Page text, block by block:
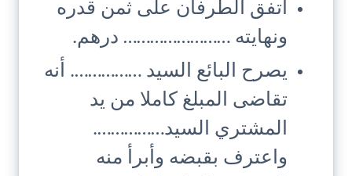
اتفق الطرفان على ثمن قدره
ونهايته …………………… درهم.
يصرح البائع السيد ……………. أنه
تقاضى المبلغ كاملا من يد
المشتري السيد…………….
واعترف بقبضه وأبرأ منه